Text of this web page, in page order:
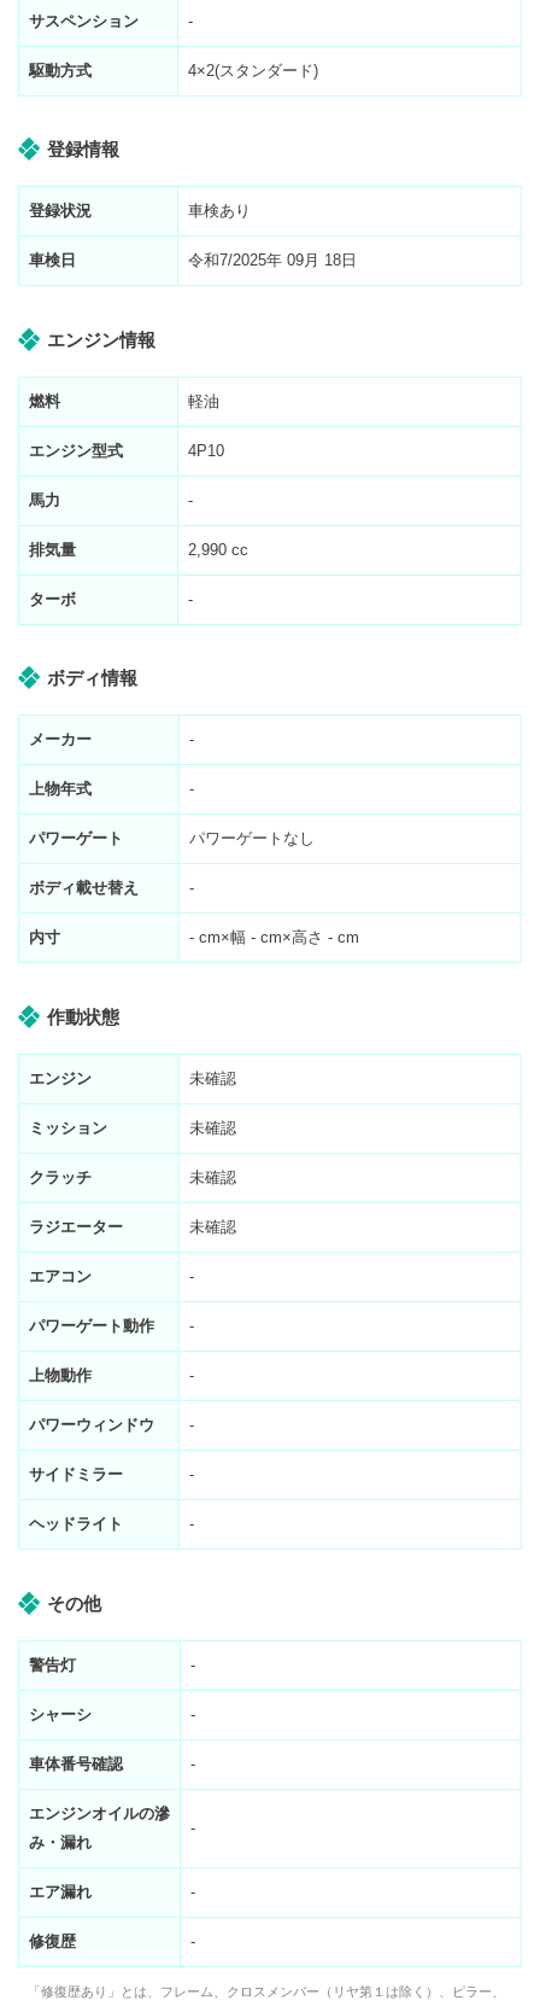
サスペンション -
駆動方式 4×2(スタンダード)
登録情報
登録状況 車検あり
車検日 令和7/2025年 09月 18日
エンジン情報
燃料 軽油
エンジン型式 4P10
馬力 -
排気量 2,990 cc
ターボ -
ボディ情報
メーカー -
上物年式 -
パワーゲート パワーゲートなし
ボディ載せ替え -
内寸 - cm×幅 - cm×高さ - cm
作動状態
エンジン 未確認
ミッション 未確認
クラッチ 未確認
ラジエーター 未確認
エアコン -
パワーゲート動作 -
上物動作 -
パワーウィンドウ -
サイドミラー -
ヘッドライト -
その他
警告灯 -
シャーシ -
車体番号確認 -
エンジンオイルの滲
み・漏れ
-
エア漏れ -
修復歴 -
「修復歴あり」とは、フレーム、クロスメンバー（リヤ第１は除く）、ピラー、